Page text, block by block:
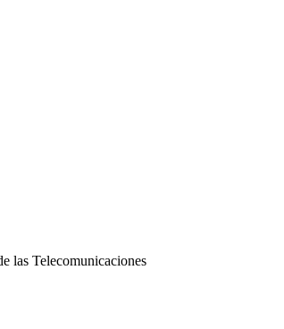
las Telecomunicaciones